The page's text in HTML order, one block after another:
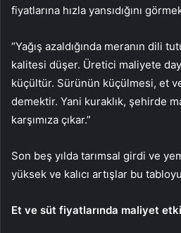
fiyatlarına hızla yansıdığını
“Yağış azaldığında meranın dili
kalitesi düşer. Üretici maliyete
küçültür. Sürünün küçülmesi, et
demektir. Yani kuraklık, şehirde
karşımıza çıkar.”
Son beş yılda tarımsal girdi ve
yüksek ve kalıcı artışlar bu
Et ve süt fiyatlarında maliyet